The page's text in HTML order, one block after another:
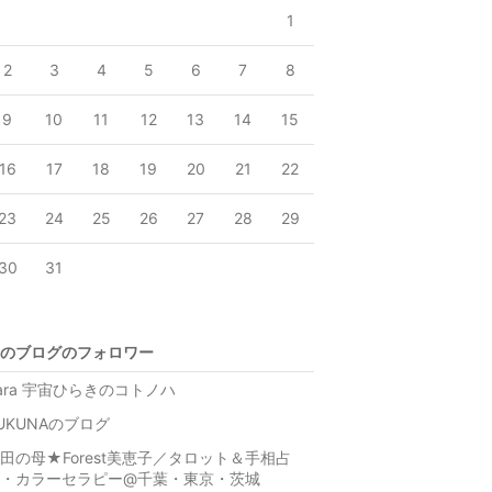
1
2 3 4 5 6 7 8
9 10 11 12 13 14 15
16 17 18 19 20 21 22
23 24 25 26 27 28 29
30 31
ブログのフォロワー
宇宙ひらきのコトノハ
のブログ
の母★Forest美恵子／タロット＆手相占
カラーセラピー@千葉・東京・茨城